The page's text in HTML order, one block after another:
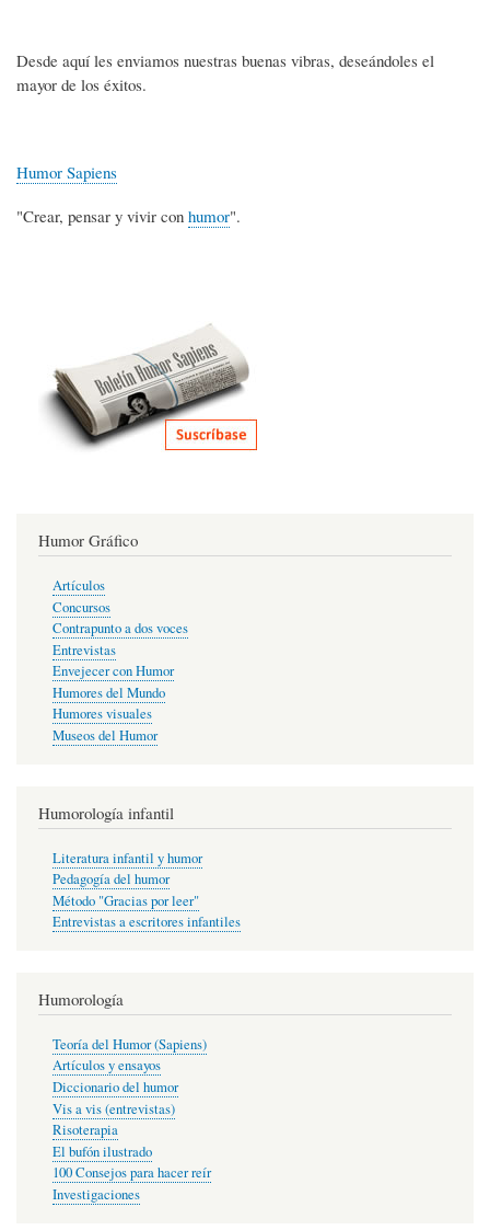
Desde aquí les enviamos nuestras buenas vibras, deseándoles el
mayor de los éxitos.
Humor Sapiens
"Crear, pensar y vivir con humor".
Humor Gráfico
Artículos
Concursos
Contrapunto a dos voces
Entrevistas
Envejecer con Humor
Humores del Mundo
Humores visuales
Museos del Humor
Humorología infantil
Literatura infantil y humor
Pedagogía del humor
Método "Gracias por leer"
Entrevistas a escritores infantiles
Humorología
Teoría del Humor (Sapiens)
Artículos y ensayos
Diccionario del humor
Vis a vis (entrevistas)
Risoterapia
El bufón ilustrado
100 Consejos para hacer reír
Investigaciones